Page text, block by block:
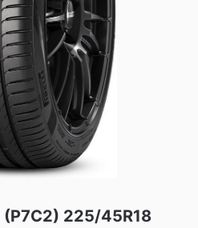
225/45R18